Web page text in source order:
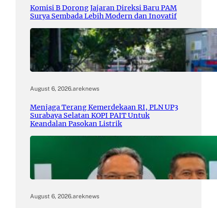
Komisi B Dorong Jajaran Direksi Baru PAM
Surya Sembada Lebih Modern dan Inovatif
August 6, 2026.areknews
Menjaga Terang Kemerdekaan RI, PLN UP3
Surabaya Selatan KOPI PAIT Untuk
Keandalan Pasokan Listrik
August 6, 2026.areknews